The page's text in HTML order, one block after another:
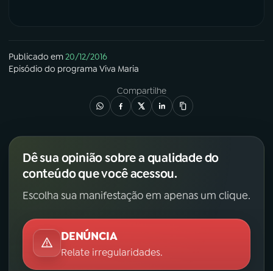
Publicado em20/12/2016
Episódio do programa Viva Maria
Compartilhe
Dê sua opinião sobre a qualidade do
conteúdo que você acessou.
Escolha sua manifestação em apenas um clique.
DENÚNCIA
Relate irregularidades.